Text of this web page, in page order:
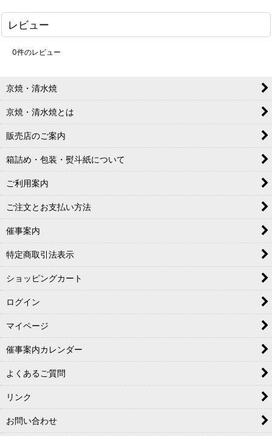
レビュー
0件のレビュー
京焼・清水焼
京焼・清水焼とは
販売店のご案内
箱詰め・包装・熨斗紙について
ご利用案内
ご注文とお支払い方法
催事案内
特定商取引法表示
ショッピングカート
ログイン
マイページ
催事案内カレンダー
よくあるご質問
リンク
お問い合わせ